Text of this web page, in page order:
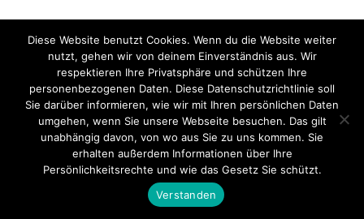
Diese Website benutzt Cookies. Wenn du die Website weiter
nutzt, gehen wir von deinem Einverständnis aus. Wir
respektieren Ihre Privatsphäre und schützen Ihre
personenbezogenen Daten. Diese Datenschutzrichtlinie soll
Sie darüber informieren, wie wir mit Ihren persönlichen Daten
umgehen, wenn Sie unsere Webseite besuchen. Das gilt
unabhängig davon, von wo aus Sie zu uns kommen. Sie
erhalten außerdem Informationen über Ihre
Persönlichkeitsrechte und wie das Gesetz Sie schützt.
Verstanden